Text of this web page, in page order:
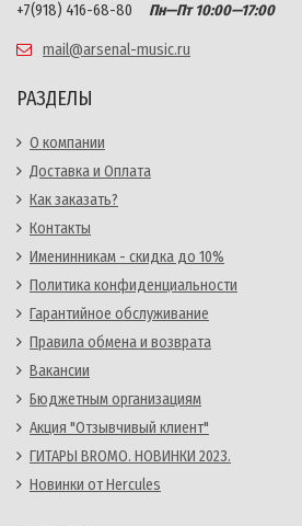
+7(918) 416-68-80
Пн—Пт 10:00—17:00
mail@arsenal-music.ru
РАЗДЕЛЫ
О компании
Доставка и Оплата
Как заказать?
Контакты
Именинникам - скидка до 10%
Политика конфиденциальности
Гарантийное обслуживание
Правила обмена и возврата
Вакансии
Бюджетным организациям
Акция "Отзывчивый клиент"
ГИТАРЫ BROMO. НОВИНКИ 2023.
Новинки от Hercules